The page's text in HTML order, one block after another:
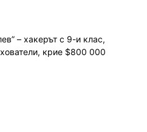
– хакерът с 9-и клас,
крие $800 000